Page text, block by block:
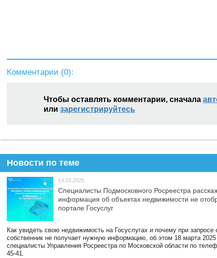
Комментарии (0):
Чтобы оставлять комментарии, сначала
или зарегистрируйтесь
Новости по теме
14.03.2025
Специалисты Подмосковного Росреестра
информация об объектах недвижимости не
портале Госуслуг
Как увидеть свою недвижимость на Госуслугах и почему при запросе
собственник не получает нужную информацию, об этом 18 марта 2025
специалисты Управления Росреестра по Московской области по
45-41.